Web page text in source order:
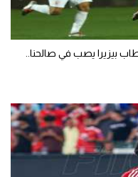
بيزيرا يصب في صالحنا..